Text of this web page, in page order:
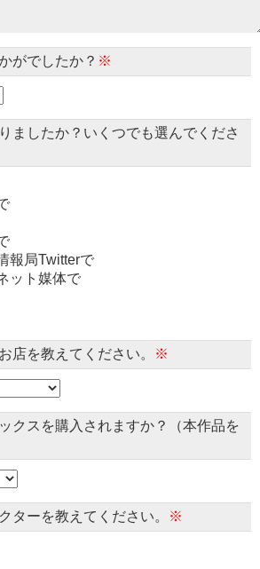
がでしたか？ ※
ましたか？いくつでも選んでくださ
報局Twitterで
ット媒体で
店を教えてください。 ※
クスを購入されますか？（本作品を
ターを教えてください。 ※